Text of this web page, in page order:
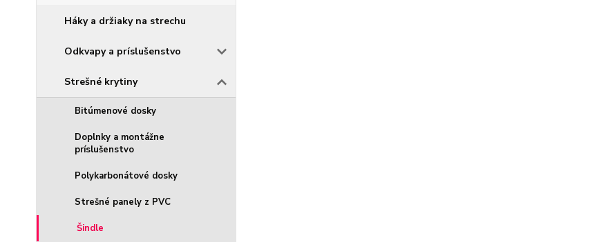
Háky a držiaky na strechu
Odkvapy a príslušenstvo
Strešné krytiny
Bitúmenové dosky
Doplnky a montážne
príslušenstvo
Polykarbonátové dosky
Strešné panely z PVC
Šindle